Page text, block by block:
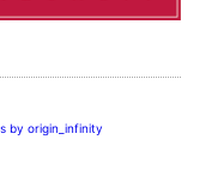
by origin_infinity